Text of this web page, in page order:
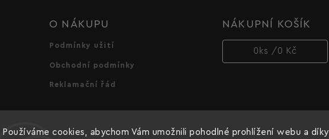
Používáme cookies, abychom Vám umožnili pohodlné prohlížení webu a díky
O NÁKUPU
Podmínky užití
Obchodní podmínky
Reklamační řád
NÁKUPNÍ KOŠÍK
0 ks / 0 Kč